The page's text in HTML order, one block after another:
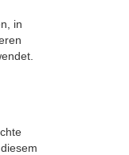
in